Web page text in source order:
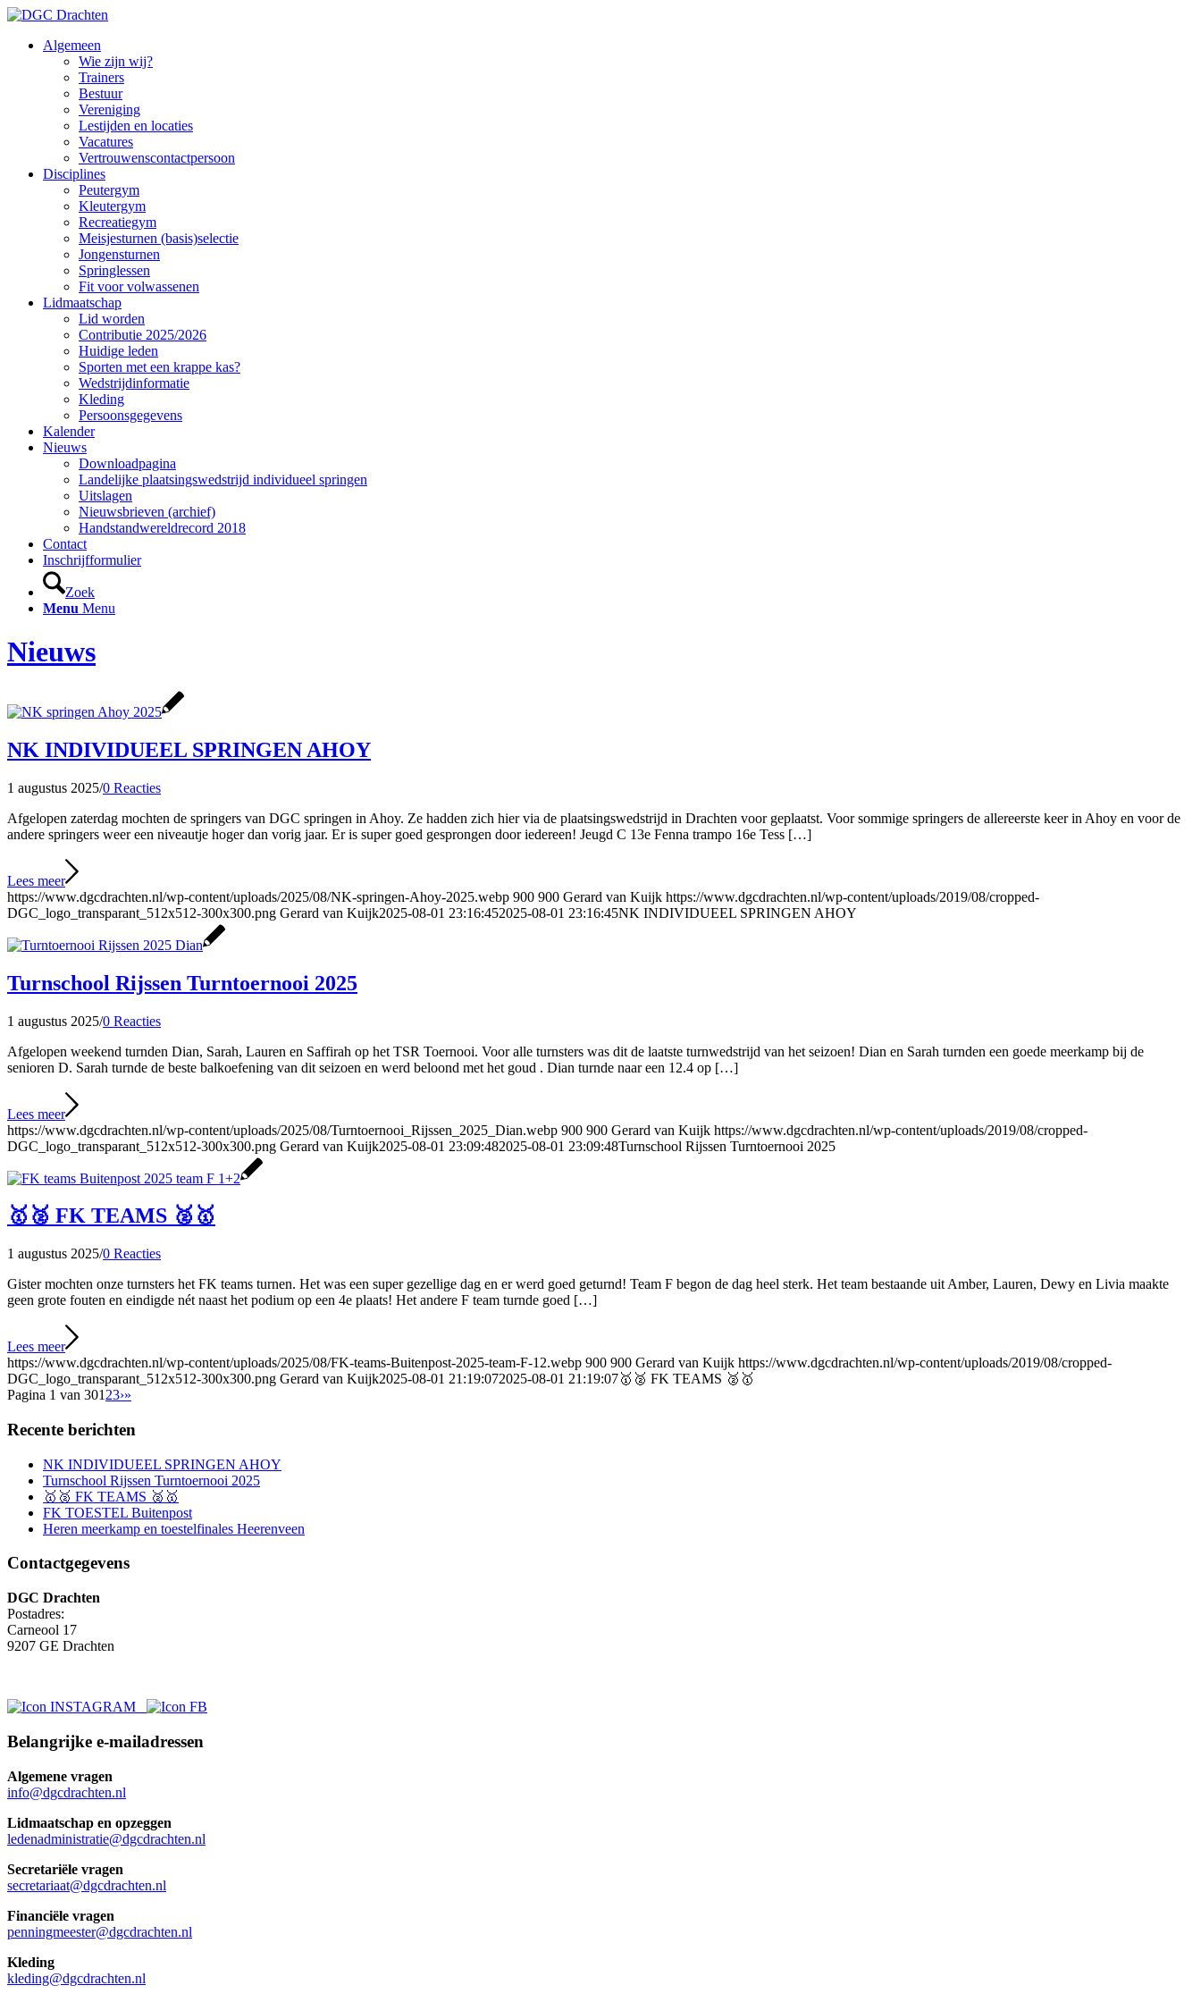
Algemeen
Wie zijn wij?
Trainers
Bestuur
Vereniging
Lestijden en locaties
Vacatures
Vertrouwenscontactpersoon
Disciplines
Peutergym
Kleutergym
Recreatiegym
Meisjesturnen (basis)selectie
Jongensturnen
Springlessen
Fit voor volwassenen
Lidmaatschap
Lid worden
Contributie 2025/2026
Huidige leden
Sporten met een krappe kas?
Wedstrijdinformatie
Kleding
Persoonsgegevens
Kalender
Nieuws
Downloadpagina
Landelijke plaatsingswedstrijd individueel springen
Uitslagen
Nieuwsbrieven (archief)
Handstandwereldrecord 2018
Contact
Inschrijfformulier
Zoek
Menu Menu
Nieuws
NK INDIVIDUEEL SPRINGEN AHOY
1 augustus 2025/0 Reacties
Afgelopen zaterdag mochten de springers van DGC springen in Ahoy. Ze hadden zich hier via de plaatsingswedstrijd in Drachten voor geplaatst. Voor sommige springers de allereerste keer in Ahoy en voor de
andere springers weer een niveautje hoger dan vorig jaar. Er is super goed gesprongen door iedereen! Jeugd C 13e Fenna trampo 16e Tess […]
Lees meer
https://www.dgcdrachten.nl/wp-content/uploads/2025/08/NK-springen-Ahoy-2025.webp 900 900 Gerard van Kuijk https://www.dgcdrachten.nl/wp-content/uploads/2019/08/cropped-
DGC_logo_transparant_512x512-300x300.png Gerard van Kuijk2025-08-01 23:16:452025-08-01 23:16:45NK INDIVIDUEEL SPRINGEN AHOY
Turnschool Rijssen Turntoernooi 2025
1 augustus 2025/0 Reacties
Afgelopen weekend turnden Dian, Sarah, Lauren en Saffirah op het TSR Toernooi. Voor alle turnsters was dit de laatste turnwedstrijd van het seizoen! Dian en Sarah turnden een goede meerkamp bij de
senioren D. Sarah turnde de beste balkoefening van dit seizoen en werd beloond met het goud . Dian turnde naar een 12.4 op […]
Lees meer
https://www.dgcdrachten.nl/wp-content/uploads/2025/08/Turntoernooi_Rijssen_2025_Dian.webp 900 900 Gerard van Kuijk https://www.dgcdrachten.nl/wp-content/uploads/2019/08/cropped-
DGC_logo_transparant_512x512-300x300.png Gerard van Kuijk2025-08-01 23:09:482025-08-01 23:09:48Turnschool Rijssen Turntoernooi 2025
🥇🥈 FK TEAMS 🥈🥇
1 augustus 2025/0 Reacties
Gister mochten onze turnsters het FK teams turnen. Het was een super gezellige dag en er werd goed geturnd! Team F begon de dag heel sterk. Het team bestaande uit Amber, Lauren, Dewy en Livia maakte
geen grote fouten en eindigde nét naast het podium op een 4e plaats! Het andere F team turnde goed […]
Lees meer
https://www.dgcdrachten.nl/wp-content/uploads/2025/08/FK-teams-Buitenpost-2025-team-F-12.webp 900 900 Gerard van Kuijk https://www.dgcdrachten.nl/wp-content/uploads/2019/08/cropped-
DGC_logo_transparant_512x512-300x300.png Gerard van Kuijk2025-08-01 21:19:072025-08-01 21:19:07🥇🥈 FK TEAMS 🥈🥇
Pagina 1 van 301 23›»
Recente berichten
NK INDIVIDUEEL SPRINGEN AHOY
Turnschool Rijssen Turntoernooi 2025
🥇🥈 FK TEAMS 🥈🥇
FK TOESTEL Buitenpost
Heren meerkamp en toestelfinales Heerenveen
Contactgegevens
DGC Drachten
Postadres:
Carneool 17
9207 GE Drachten
Belangrijke e-mailadressen
Algemene vragen
info@dgcdrachten.nl
Lidmaatschap en opzeggen
ledenadministratie@dgcdrachten.nl
Secretariële vragen
secretariaat@dgcdrachten.nl
Financiële vragen
penningmeester@dgcdrachten.nl
Kleding
kleding@dgcdrachten.nl